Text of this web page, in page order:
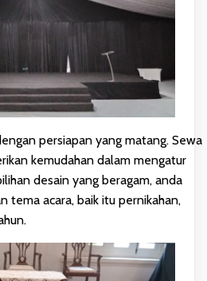
persiapan yang matang. Sewa
kemudahan dalam mengatur
desain yang beragam, anda
tema acara, baik itu pernikahan,